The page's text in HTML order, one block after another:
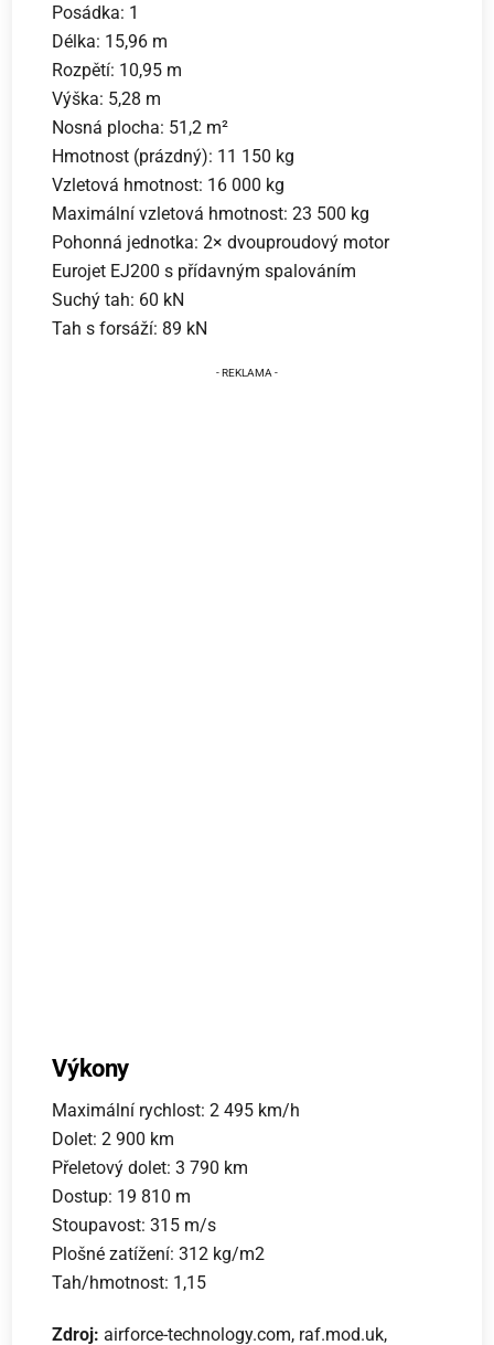
Posádka: 1
Délka: 15,96 m
Rozpětí: 10,95 m
Výška: 5,28 m
Nosná plocha: 51,2 m²
Hmotnost (prázdný): 11 150 kg
Vzletová hmotnost: 16 000 kg
Maximální vzletová hmotnost: 23 500 kg
Pohonná jednotka: 2× dvouproudový motor
Eurojet EJ200 s přídavným spalováním
Suchý tah: 60 kN
Tah s forsáží: 89 kN
Výkony
Maximální rychlost: 2 495 km/h
Dolet: 2 900 km
Přeletový dolet: 3 790 km
Dostup: 19 810 m
Stoupavost: 315 m/s
Plošné zatížení: 312 kg/m2
Tah/hmotnost: 1,15
Zdroj: airforce-technology.com, raf.mod.uk,